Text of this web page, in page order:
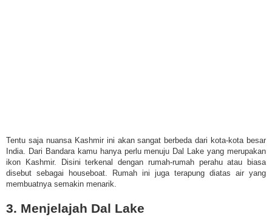
Tentu saja nuansa Kashmir ini akan sangat berbeda dari kota-kota besar
India. Dari Bandara kamu hanya perlu menuju Dal Lake yang merupakan
ikon Kashmir. Disini terkenal dengan rumah-rumah perahu atau biasa
disebut sebagai houseboat. Rumah ini juga terapung diatas air yang
membuatnya semakin menarik.
3. Menjelajah Dal Lake